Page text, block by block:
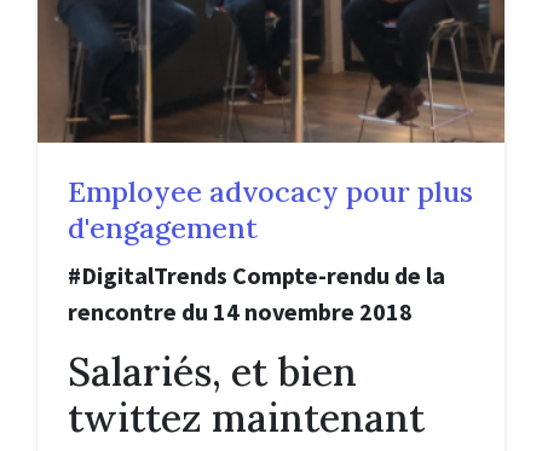
Employee advocacy pour plus
d'engagement
#DigitalTrends Compte-rendu de la
rencontre du 14 novembre 2018
Salariés, et bien
twittez maintenant